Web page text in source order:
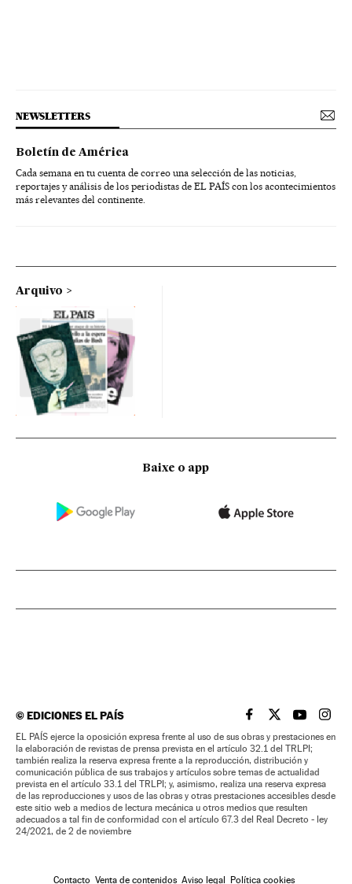
NEWSLETTERS
Boletín de América
Cada semana en tu cuenta de correo una selección de las noticias,
reportajes y análisis de los periodistas de EL PAÍS con los acontecimientos
más relevantes del continente.
Arquivo
Baixe o app
©EDICIONES EL PAÍS EL PAÍS BRASIL EN
EL PAÍSEL PAÍS
EL
EL PAÍS ejerce la oposición expresa frente al uso de sus obras y prestaciones en
la elaboración de revistas de prensa prevista en el artículo 32.1 del TRLPI;
también realiza la reserva expresa frente a la reproducción, distribución y
comunicación pública de sus trabajos y artículos sobre temas de actualidad
prevista en el artículo 33.1 del TRLPI; y, asimismo, realiza una reserva expresa
de las reproducciones y usos de las obras y otras prestaciones accesibles desde
este sitio web a medios de lectura mecánica u otros medios que resulten
adecuados a tal fin de conformidad con el artículo 67.3 del Real Decreto - ley
24/2021, de 2 de noviembre
Contacto Venta de contenidos Aviso legal Política cookies